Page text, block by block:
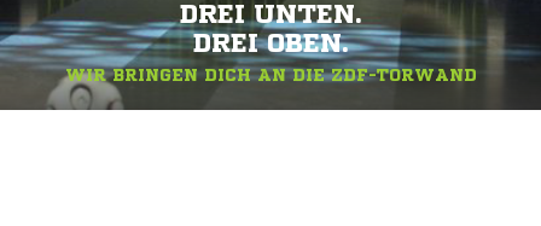
DREI UNTEN.
DREI OBEN.
WIR BRINGEN DICH AN DIE ZDF-TORWAND